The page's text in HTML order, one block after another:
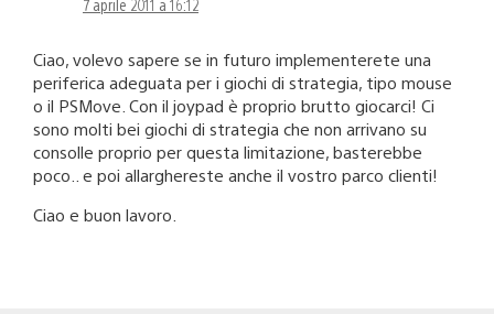
7 aprile 2011 a 16:12
Ciao, volevo sapere se in futuro implementerete una
periferica adeguata per i giochi di strategia, tipo mouse
o il PSMove. Con il joypad è proprio brutto giocarci! Ci
sono molti bei giochi di strategia che non arrivano su
consolle proprio per questa limitazione, basterebbe
poco.. e poi allarghereste anche il vostro parco clienti!
Ciao e buon lavoro.